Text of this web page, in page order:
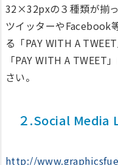
32×32pxの３種類が揃っ
ツイッターやFacebook
る「PAY WITH A
「PAY WITH A TWEET
さい。
２.Social Media
http://